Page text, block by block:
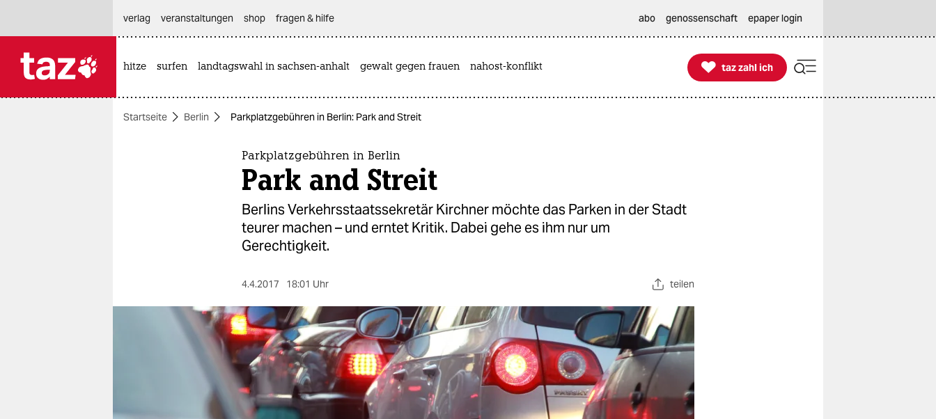
themen
verlag
veranstaltungen shop fragen & hilfe abo genossenschaft epaper login
hitze surfen landtagswahl in sachsen-anhalt gewalt gegen frauen nahost-konflikt 
taz zahl ich
taz zahl ich
Startseite Berlin Parkplatzgebühren in Berlin: Park and Streit
Parkplatzgebühren in Berlin
Park and Streit
Berlins Verkehrsstaatssekretär Kirchner möchte das Parken in der Stadt
teurer machen – und erntet Kritik. Dabei gehe es ihm nur um
Gerechtigkeit.
4.4.2017 18:01 Uhr teilen